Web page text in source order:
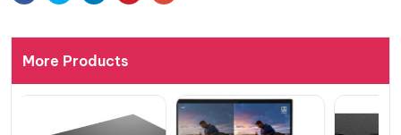
More Products